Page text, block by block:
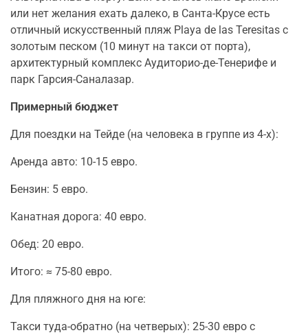
или нет желания ехать далеко, в Санта-Крусе есть
отличный искусственный пляж Playa de las Teresitas с
золотым песком (10 минут на такси от порта),
архитектурный комплекс Аудиторио-де-Тенерифе и
парк Гарсия-Саналазар.
Примерный бюджет
Для поездки на Тейде (на человека в группе из 4-х):
Аренда авто: 10-15 евро.
Бензин: 5 евро.
Канатная дорога: 40 евро.
Обед: 20 евро.
Итого: ≈ 75-80 евро.
Для пляжного дня на юге:
Такси туда-обратно (на четверых): 25-30 евро с